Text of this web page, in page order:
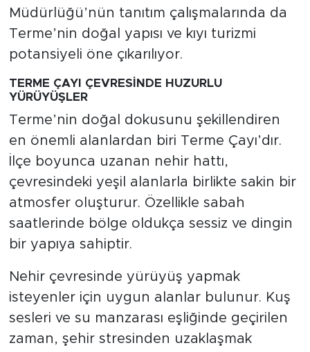
Müdürlüğü’nün tanıtım çalışmalarında da
Terme’nin doğal yapısı ve kıyı turizmi
potansiyeli öne çıkarılıyor.
TERME ÇAYI ÇEVRESİNDE HUZURLU
YÜRÜYÜŞLER
Terme’nin doğal dokusunu şekillendiren
en önemli alanlardan biri Terme Çayı’dır.
İlçe boyunca uzanan nehir hattı,
çevresindeki yeşil alanlarla birlikte sakin bir
atmosfer oluşturur. Özellikle sabah
saatlerinde bölge oldukça sessiz ve dingin
bir yapıya sahiptir.
Nehir çevresinde yürüyüş yapmak
isteyenler için uygun alanlar bulunur. Kuş
sesleri ve su manzarası eşliğinde geçirilen
zaman, şehir stresinden uzaklaşmak